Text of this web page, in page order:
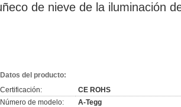
de nieve de la iluminación
Datos del producto:
Certificación:
CE ROHS
Número de modelo:
A-Tegg